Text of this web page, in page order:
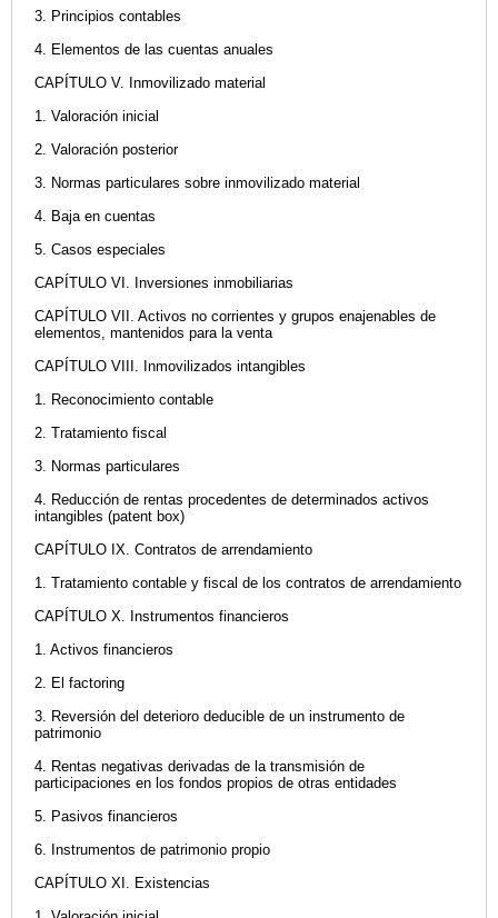
3. Principios contables
4. Elementos de las cuentas anuales
CAPÍTULO V. Inmovilizado material
1. Valoración inicial
2. Valoración posterior
3. Normas particulares sobre inmovilizado material
4. Baja en cuentas
5. Casos especiales
CAPÍTULO VI. Inversiones inmobiliarias
CAPÍTULO VII. Activos no corrientes y grupos enajenables de
elementos, mantenidos para la venta
CAPÍTULO VIII. Inmovilizados intangibles
1. Reconocimiento contable
2. Tratamiento fiscal
3. Normas particulares
4. Reducción de rentas procedentes de determinados activos
intangibles (patent box)
CAPÍTULO IX. Contratos de arrendamiento
1. Tratamiento contable y fiscal de los contratos de arrendamiento
CAPÍTULO X. Instrumentos financieros
1. Activos financieros
2. El factoring
3. Reversión del deterioro deducible de un instrumento de
patrimonio
4. Rentas negativas derivadas de la transmisión de
participaciones en los fondos propios de otras entidades
5. Pasivos financieros
6. Instrumentos de patrimonio propio
CAPÍTULO XI. Existencias